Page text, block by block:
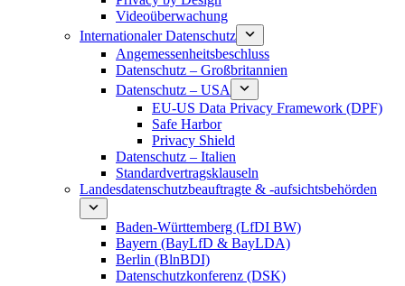
Videoüberwachung
Internationaler Datenschutz
Angemessenheitsbeschluss
Datenschutz – Großbritannien
Datenschutz – USA
EU-US Data Privacy Framework (DPF)
Safe Harbor
Privacy Shield
Datenschutz – Italien
Standardvertragsklauseln
Landesdatenschutzbeauftragte & -aufsichtsbehörden
Baden-Württemberg (LfDI BW)
Bayern (BayLfD & BayLDA)
Berlin (BlnBDI)
Datenschutzkonferenz (DSK)